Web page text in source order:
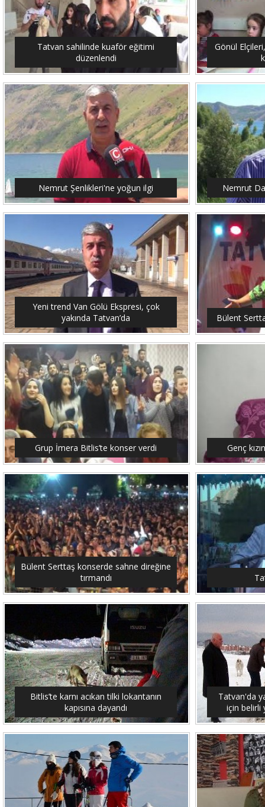
Tatvan sahilinde kuaför eğitimi
düzenlendi
Gönül
Nemrut Şenlikleri'ne yoğun ilgi Nemrut
Yeni trend Van Gölü Ekspresi, çok
yakında Tatvan’da
Bülent
Grup İmera Bitlis’te konser verdi Genç
Bülent Serttaş konserde sahne direğine
tırmandı
Bitlis’te karnı acıkan tilki lokantanın
kapısına dayandı
Tatvan'da
için belirli